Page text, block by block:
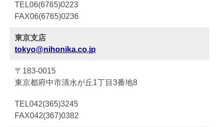
TEL06(6765)0223
FAX06(6765)0236
東京支店
tokyo@nihonika.co.jp
〒183-0015
東京都府中市清水が丘1丁目3番地8
TEL042(365)3245
FAX042(367)0382